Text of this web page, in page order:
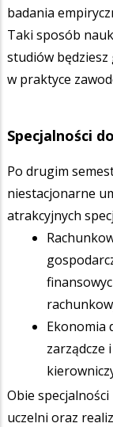
badania
Taki sposób
studiów
w praktyce
Specjalności
Po drugim
niestacjonarne
atrakcyjnych
Ekonomia
zarządcze
Obie
uczelni oraz